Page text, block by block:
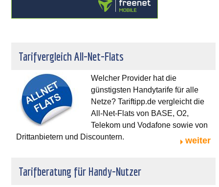
Tarifvergleich All-Net-Flats
Welcher Provider hat die
günstigsten Handytarife für alle
Netze? Tariftipp.de vergleicht die
All-Net-Flats von BASE, O2,
Telekom und Vodafone sowie von
Drittanbietern und Discountern.
weiter
Tarifberatung für Handy-Nutzer